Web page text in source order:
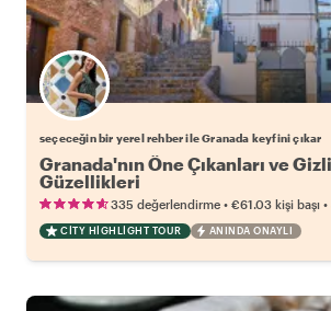
Favori yerel rehberini seç
seçeceğin bir yerel rehber ile Granada keyfini çıkar
Granada'nın Öne Çıkanları ve
Güzellikleri
335 değerlendirme • €61.03 kişi başı •
CITY HIGHLIGHT TOUR ANINDA ONAYLI